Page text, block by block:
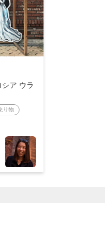
ア ウラ
り物